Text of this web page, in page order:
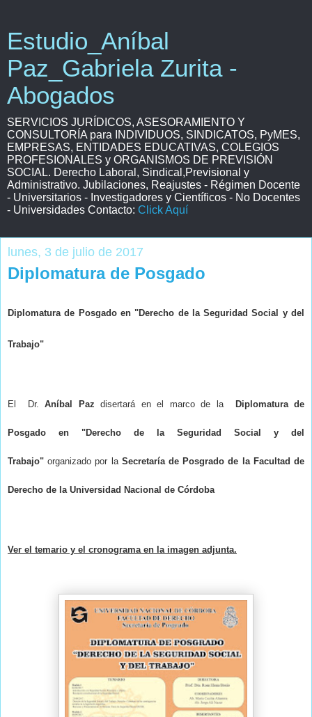
Estudio_Aníbal
Paz_Gabriela Zurita -
Abogados
SERVICIOS JURÍDICOS, ASESORAMIENTO Y
CONSULTORÍA para INDIVIDUOS, SINDICATOS, PyMES,
EMPRESAS, ENTIDADES EDUCATIVAS, COLEGIOS
PROFESIONALES y ORGANISMOS DE PREVISIÓN
SOCIAL. Derecho Laboral, Sindical,Previsional y
Administrativo. Jubilaciones, Reajustes - Régimen Docente
- Universitarios - Investigadores y Científicos - No Docentes
- Universidades Contacto: Click Aquí
lunes, 3 de julio de 2017
Diplomatura de Posgado
Diplomatura de Posgado en "Derecho de la Seguridad Social y del
Trabajo"
El Dr. Aníbal Pazdisertará en el marco de la Diplomatura de
Posgado en "Derecho de la Seguridad Social y del
Trabajo"organizado por laSecretaría de Posgrado de la Facultad de
Derecho de la Universidad Nacional de Córdoba
Ver el temario y el cronograma en la imagen adjunta.